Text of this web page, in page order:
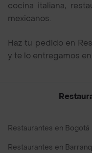
cocina italiana,
mexicanos.
Haz tu pedido en
y te lo entregamos
Restaurantes en Bogotá
Restaurantes en